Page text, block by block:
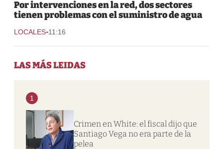
Por intervenciones en la red, dos sectores
tienen problemas con el suministro de agua
LOCALES-11:16
LAS MÁS LEIDAS
1
Crimen en White: el fiscal dijo que
Santiago Vega no era parte de la
pelea